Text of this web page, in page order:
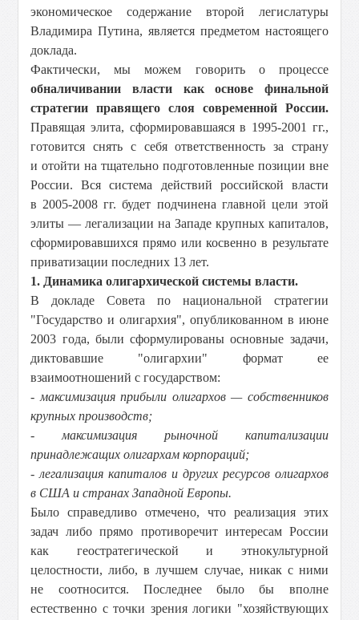
экономическое содержание второй легислатуры
Владимира Путина, является предметом настоящего
доклада.
Фактически, мы можем говорить о процессе
обналичивании власти как основе финальной
стратегии правящего слоя современной России.
Правящая элита, сформировавшаяся в 1995-2001 гг.,
готовится снять с себя ответственность за страну
и отойти на тщательно подготовленные позиции вне
России. Вся система действий российской власти
в 2005-2008 гг. будет подчинена главной цели этой
элиты — легализации на Западе крупных капиталов,
сформировавшихся прямо или косвенно в результате
приватизации последних 13 лет.
1. Динамика олигархической системы власти.
В докладе Совета по национальной стратегии
"Государство и олигархия", опубликованном в июне
2003 года, были сформулированы основные задачи,
диктовавшие "олигархии" формат ее
взаимоотношений с государством:
- максимизация прибыли олигархов — собственников
крупных производств;
- максимизация рыночной капитализации
принадлежащих олигархам корпораций;
- легализация капиталов и других ресурсов олигархов
в США и странах Западной Европы.
Было справедливо отмечено, что реализация этих
задач либо прямо противоречит интересам России
как геостратегической и этнокультурной
целостности, либо, в лучшем случае, никак с ними
не соотносится. Последнее было бы вполне
естественно с точки зрения логики "хозяйствующих